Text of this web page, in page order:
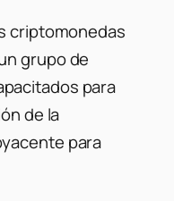
criptomonedas
grupo de
para
de la
para